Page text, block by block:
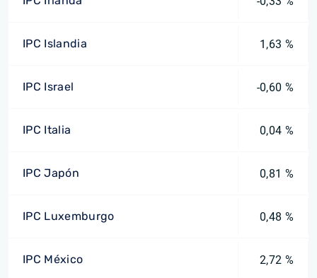
IPC Islandia 1,63 %
IPC Israel -0,60 %
IPC Italia 0,04 %
IPC Japón 0,81 %
IPC Luxemburgo 0,48 %
IPC México 2,72 %